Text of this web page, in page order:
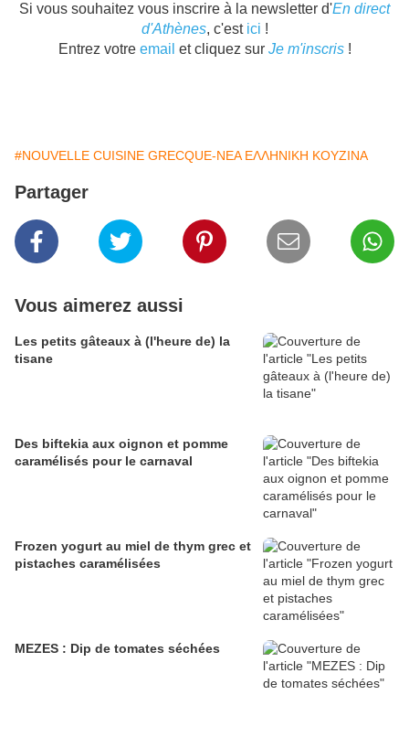
Si vous souhaitez vous inscrire à la newsletter d'En direct
d'Athènes, c'est ici !
Entrez votre email et cliquez sur Je m'inscris!
#NOUVELLE CUISINE GRECQUE-ΝΕΑ ΕΛΛΗΝΙΚΗ ΚΟΥΖΙΝΑ
Partager
Vous aimerez aussi
Les petits gâteaux à (l'heure de) la
tisane
Des biftekia aux oignon et pomme
caramélisés pour le carnaval
Frozen yogurt au miel de thym grec et
pistaches caramélisées
MEZES : Dip de tomates séchées